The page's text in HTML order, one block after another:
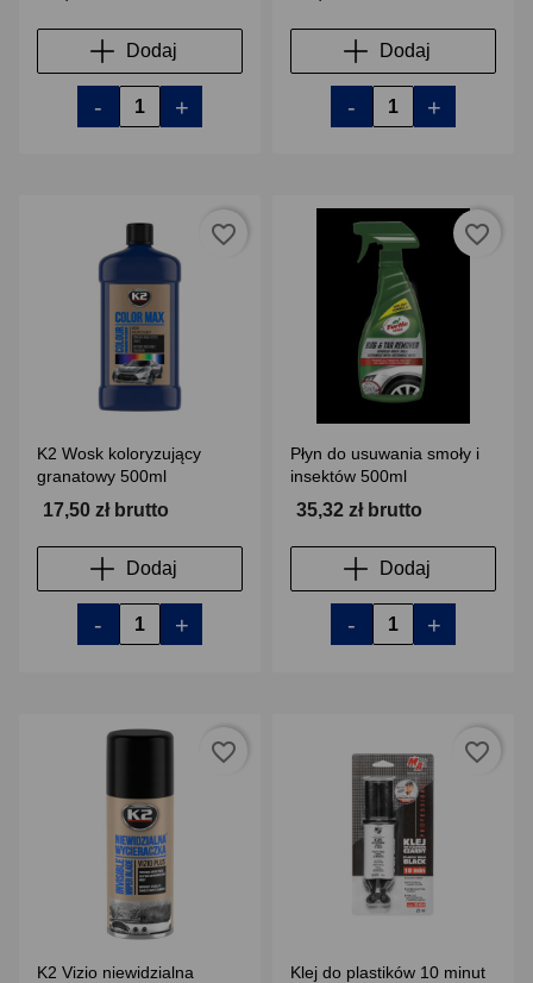
Dodaj
- +
Dodaj
- +
K2 Wosk koloryzujący
granatowy 500ml
17,50 zł brutto
Dodaj
- +
favorite_border
Płyn do usuwania smoły i
insektów 500ml
35,32 zł brutto
Dodaj
- +
favorite_border
K2 Vizio niewidzialna
favorite_border
Klej do plastików 10 minut
favorite_border